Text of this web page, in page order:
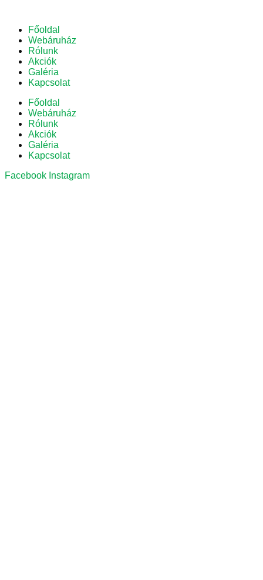
Főoldal
Webáruház
Rólunk
Akciók
Galéria
Kapcsolat
Főoldal
Webáruház
Rólunk
Akciók
Galéria
Kapcsolat
Facebook Instagram